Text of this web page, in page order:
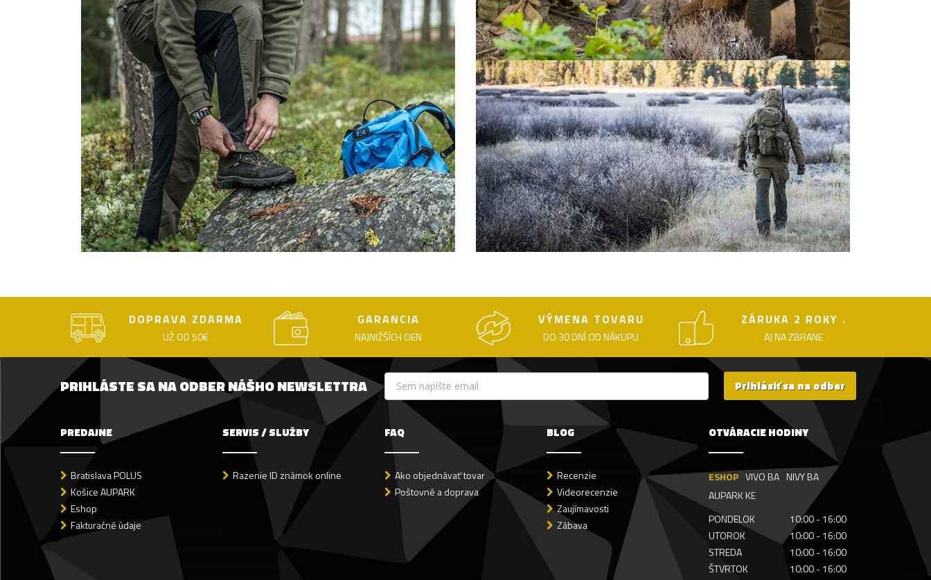
DOPRAVA ZDARMA
UŽ OD 50€
GARANCIA
NAJNIŽŠÍCH CIEN
VÝMENA TOVARU
DO 30 DNÍ OD NÁKUPU
ZÁRUKA 2 ROKY .
AJ NA ZBRANE
PRIHLÁSTE SA NA ODBER NÁŠHO NEWSLETTRA Prihlásiť sa na odber
PREDAJNE
Bratislava POLUS
Košice AUPARK
Eshop
Fakturačné údaje
SERVIS / SLUŽBY
Razenie ID známok online
FAQ
Ako objednávať tovar
Poštovné a doprava
BLOG
Recenzie
Videorecenzie
Zaujímavosti
Zábava
OTVÁRACIE HODINY
ESHOP VIVO BA NIVY BA
AUPARK KE
PONDELOK
10:00 - 16:00
UTOROK
10:00 - 16:00
STREDA
10:00 - 16:00
ŠTVRTOK
10:00 - 16:00